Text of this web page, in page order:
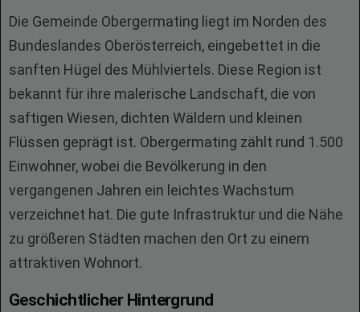
Die Gemeinde Obergermating liegt im Norden des
Bundeslandes Oberösterreich, eingebettet in die
sanften Hügel des Mühlviertels. Diese Region ist
bekannt für ihre malerische Landschaft, die von
saftigen Wiesen, dichten Wäldern und kleinen
Flüssen geprägt ist. Obergermating zählt rund 1.500
Einwohner, wobei die Bevölkerung in den
vergangenen Jahren ein leichtes Wachstum
verzeichnet hat. Die gute Infrastruktur und die Nähe
zu größeren Städten machen den Ort zu einem
attraktiven Wohnort.
Geschichtlicher Hintergrund